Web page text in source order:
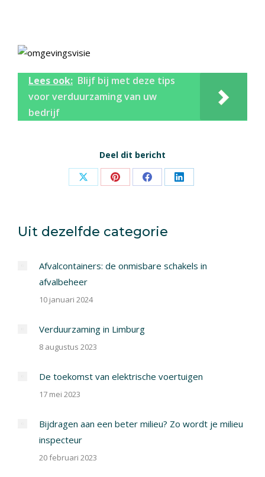
Lees ook: Blijf bij met deze tips
voor verduurzaming van uw
bedrijf
Deel dit bericht
Share Share Share Share
Uit dezelfde categorie
Afvalcontainers: de onmisbare schakels in
afvalbeheer
10 januari 2024
Verduurzaming in Limburg
8 augustus 2023
De toekomst van elektrische voertuigen
17 mei 2023
Bijdragen aan een beter milieu? Zo wordt je milieu
inspecteur
20 februari 2023